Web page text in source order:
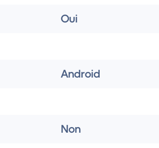
Oui
Android
Non